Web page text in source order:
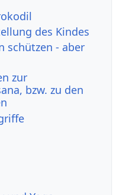
des Kindes
schützen - aber
zur
bzw. zu den